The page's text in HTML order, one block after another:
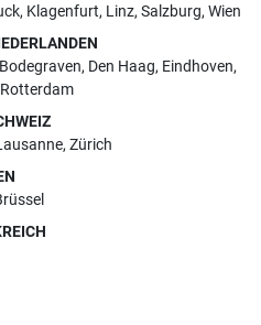
, Klagenfurt, Linz, Salzburg, Wien
Bodegraven, Den Haag, Eindhoven,
Rotterdam
, Zürich